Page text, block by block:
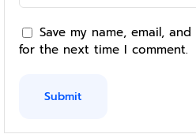
Save my name, email,
for the next time I comment.